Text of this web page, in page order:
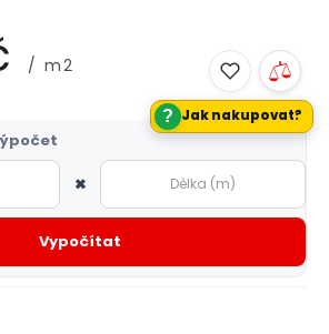
/ m2
×
Vypočítat
? Jak nakupovat?